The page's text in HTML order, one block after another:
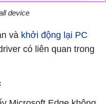
device
và khởi động lại PC
có liên quan trong